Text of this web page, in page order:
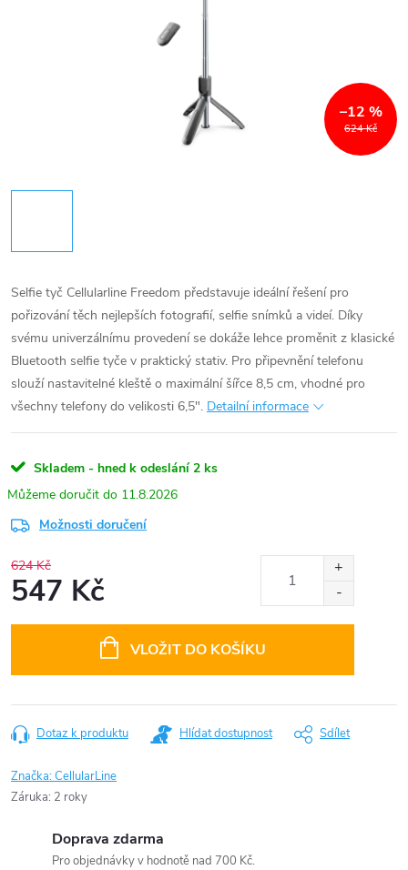
624 Kč
–12 %
Selfie tyč Cellularline Freedom představuje ideální řešení pro
pořizování těch nejlepších fotografií, selfie snímků a videí. Díky
svému univerzálnímu provedení se dokáže lehce proměnit z klasické
Bluetooth selfie tyče v praktický stativ. Pro připevnění telefonu
slouží nastavitelné kleště o maximální šířce 8,5 cm, vhodné pro
všechny telefony do velikosti 6,5". Detailní informace
Skladem - hned k odeslání 2 ks
11.8.2026
Možnosti doručení
624 Kč
547 Kč
VLOŽIT DO KOŠÍKU
Dotaz k produktu Hlídat dostupnost Sdílet
Značka:CellularLine
Záruka: 2 roky
Doprava zdarma
Pro objednávky v hodnotě nad 700 Kč.